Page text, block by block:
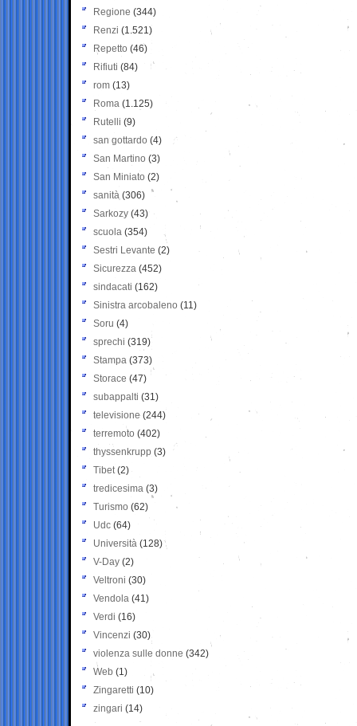
Regione (344)
Renzi (1.521)
Repetto (46)
Rifiuti (84)
rom (13)
Roma (1.125)
Rutelli (9)
san gottardo (4)
San Martino (3)
San Miniato (2)
sanità (306)
Sarkozy (43)
scuola (354)
Sestri Levante (2)
Sicurezza (452)
sindacati (162)
Sinistra arcobaleno (11)
Soru (4)
sprechi (319)
Stampa (373)
Storace (47)
subappalti (31)
televisione(244)
terremoto (402)
thyssenkrupp (3)
Tibet(2)
tredicesima (3)
Turismo (62)
Udc (64)
Università (128)
V-Day (2)
Veltroni (30)
Vendola (41)
Verdi (16)
Vincenzi (30)
violenza sulle donne (342)
Web (1)
Zingaretti (10)
zingari (14)